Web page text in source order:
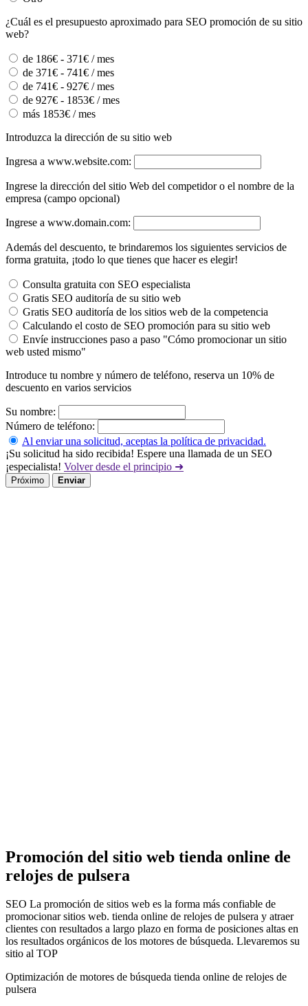
¿Cuál es el presupuesto aproximado para SEO promoción de su sitio
web?
de 186€ - 371€ / mes
de 371€ - 741€ / mes
de 741€ - 927€ / mes
de 927€ - 1853€ / mes
más 1853€ / mes
Introduzca la dirección de su sitio web
Ingresa a www.website.com:
Ingrese la dirección del sitio Web del competidor o el nombre de la
empresa (campo opcional)
Ingrese a www.domain.com:
Además del descuento, te brindaremos los siguientes servicios de
forma gratuita, ¡todo lo que tienes que hacer es elegir!
Consulta gratuita con SEO especialista
Gratis SEO auditoría de su sitio web
Gratis SEO auditoría de los sitios web de la competencia
Calculando el costo de SEO promoción para su sitio web
Envíe instrucciones paso a paso "Cómo promocionar un sitio
web usted mismo"
Introduce tu nombre y número de teléfono, reserva un 10% de
descuento en varios servicios
Su nombre:
Número de teléfono:
Al enviar una solicitud, aceptas la política de privacidad.
¡Su solicitud ha sido recibida! Espere una llamada de un SEO
¡especialista! Volver desde el principio ➜
Próximo Enviar
Promoción del sitio web tienda online de
relojes de pulsera
SEO La promoción de sitios web es la forma más confiable de
promocionar sitios web. tienda online de relojes de pulsera y atraer
clientes con resultados a largo plazo en forma de posiciones altas en
los resultados orgánicos de los motores de búsqueda. Llevaremos su
sitio al TOP
Optimización de motores de búsqueda tienda online de relojes de
pulsera